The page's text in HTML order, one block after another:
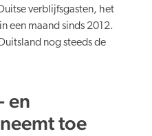
verblijfsgasten, het
een maand sinds 2012.
nog steeds de
en
toe